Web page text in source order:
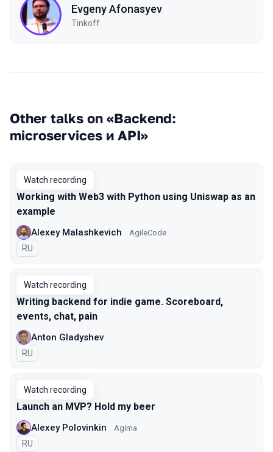
Evgeny Afonasyev
Tinkoff
Other talks on «Backend:
microservices и API»
Watch recording
Working with Web3 with Python using Uniswap as an
example
Alexey Malashkevich AgileCode
In Russian
RU
Watch recording
Writing backend for indie game. Scoreboard,
events, chat, pain
Anton Gladyshev
In Russian
RU
Watch recording
Launch an MVP? Hold my beer
Alexey Polovinkin Agima
In Russian
RU